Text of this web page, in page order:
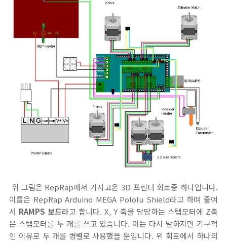
위 그림은 RepRap에서 가지고온 3D 프린터 회로중 하나입니다.
이름은 RepRap Arduino MEGA Pololu Shield라고 하며 줄여
서 RAMPS 보드라고 합니다. X, Y 축을 담당하는 스탭모터에 Z축
은 스탭모터를 두 개를 쓰고 있습니다. 이는 다시 말하지만 기구적
인 이유로 두 개를 병렬로 사용했을 뿐입니다. 위 회로에서 하나의